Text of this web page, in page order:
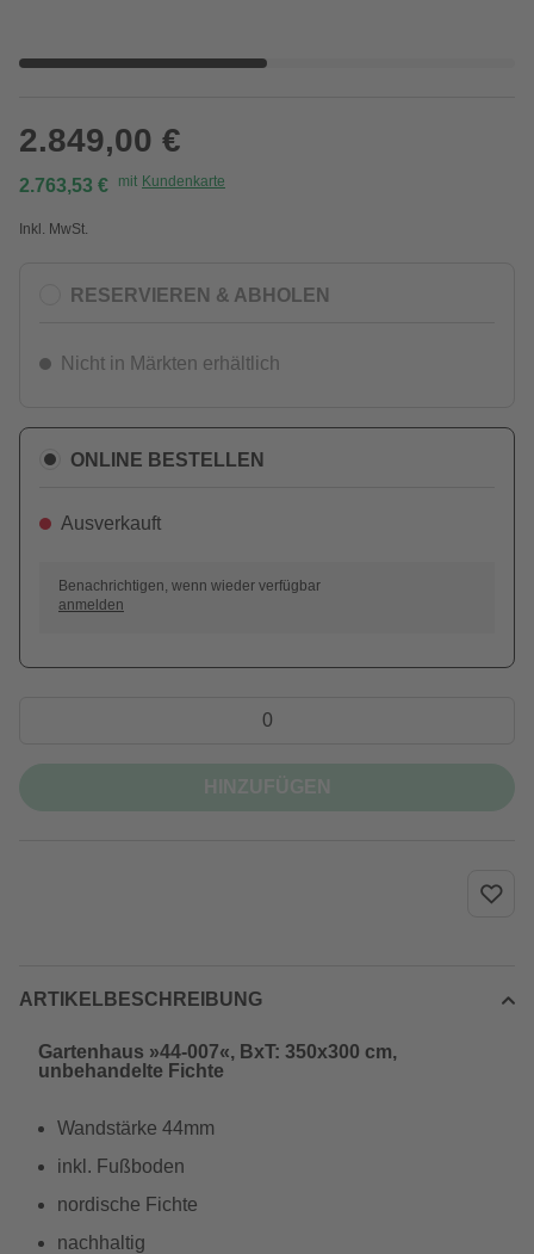
2.849,00 €
2.763,53 € mit Kundenkarte
Inkl. MwSt.
RESERVIEREN & ABHOLEN
Nicht in Märkten erhältlich
ONLINE BESTELLEN
Ausverkauft
Benachrichtigen, wenn wieder verfügbar
anmelden
ARTIKELBESCHREIBUNG
Gartenhaus »44-007«, BxT: 350x300 cm,
unbehandelte Fichte
Wandstärke 44mm
inkl. Fußboden
nordische Fichte
nachhaltig